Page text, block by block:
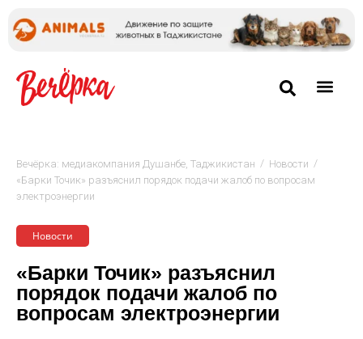
Вечёрка: медиакомпания Душанбе, Таджикистан / Новости /
«Барки Точик» разъяснил порядок подачи жалоб по вопросам
электроэнергии
Новости
«Барки Точик» разъяснил
порядок подачи жалоб по
вопросам электроэнергии